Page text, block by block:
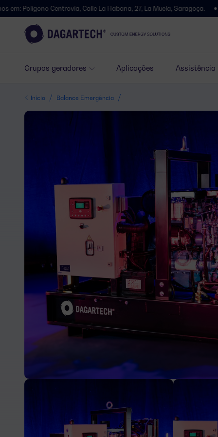
Grupos geradores Aplicações Assistência
Centrovía, Calle La Habana, 27, La Muela, Saragoça.
Início / Balance Emergência /